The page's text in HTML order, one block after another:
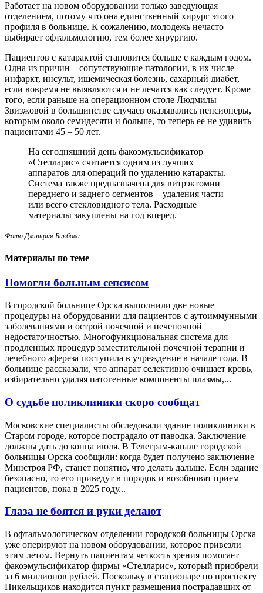
Работает на новом оборудовании только заведующая
отделением, потому что она единственный хирург этого
профиля в больнице. К сожалению, молодежь нечасто
выбирает офтальмологию, тем более хирургию.
Пациентов с катарактой становится больше с каждым годом.
Одна из причин – сопутствующие патологии, в их числе
инфаркт, инсульт, ишемическая болезнь, сахарный диабет,
если вовремя не выявляются и не лечатся как следует. Кроме
того, если раньше на операционном столе Людмилы
Звизжовой в большинстве случаев оказывались пенсионеры,
которым около семидесяти и больше, то теперь ее не удивить
пациентами 45 – 50 лет.
На сегодняшний день факоэмульсификатор
«Стелларис» считается одним из лучших
аппаратов для операций по удалению катаракты.
Система также предназначена для витрэктомии
переднего и заднего сегментов – удаления части
или всего стекловидного тела. Расходные
материалы закуплены на год вперед.
Фото Дмитрия Бикбова
Материалы по теме
Помогли больным сепсисом
В городской больнице Орска выполнили две новые
процедуры на оборудовании для пациентов с аутоиммунными
заболеваниями и острой почечной и печеночной
недостаточностью. Многофункциональная система для
продленных процедур заместительной почечной терапии и
лечебного афереза поступила в учреждение в начале года. В
больнице рассказали, что аппарат селективно очищает кровь,
избирательно удаляя патогенные компоненты плазмы,...
О судьбе поликлиники скоро сообщат
Московские специалисты обследовали здание поликлиники в
Старом городе, которое пострадало от паводка. Заключение
должны дать до конца июля. В Телеграм-канале городской
больницы Орска сообщили: когда будет получено заключение
Минстроя РФ, станет понятно, что делать дальше. Если здание
безопасно, то его приведут в порядок и возобновят прием
пациентов, пока в 2025 году...
Глаза не боятся и руки делают
В офтальмологическом отделении городской больницы Орска
уже оперируют на новом оборудовании, которое привезли
этим летом. Вернуть пациентам четкость зрения помогает
факоэмульсификатор фирмы «Стелларис», который приобрели
за 6 миллионов рублей. Поскольку в стационаре по проспекту
Никельщиков находится пункт размещения пострадавших от